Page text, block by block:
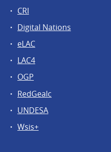
CRI
Digital Nations
eLAC
LAC4
OGP
RedGealc
UNDESA
Wsis+